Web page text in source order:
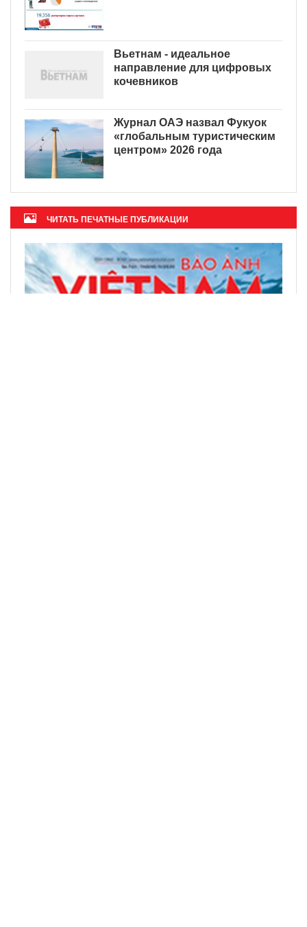
Вьетнам - идеальное
направление для цифровых
кочевников
Журнал ОАЭ назвал Фукуок
«глобальным туристическим
центром» 2026 года
ЧИТАТЬ ПЕЧАТНЫЕ ПУБЛИКАЦИИ